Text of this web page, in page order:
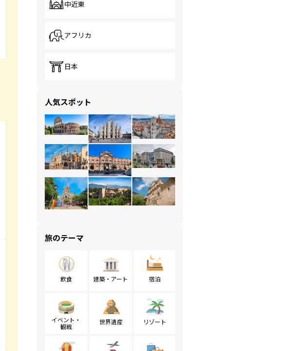
中近東
アフリカ
日本
人気スポット
旅のテーマ
飲食 建築・アート 宿泊
イベント・
観戦
世界遺産 リゾート